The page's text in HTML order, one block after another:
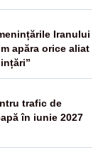
Iranului
apăra orice aliat
trafic de
în iunie 2027